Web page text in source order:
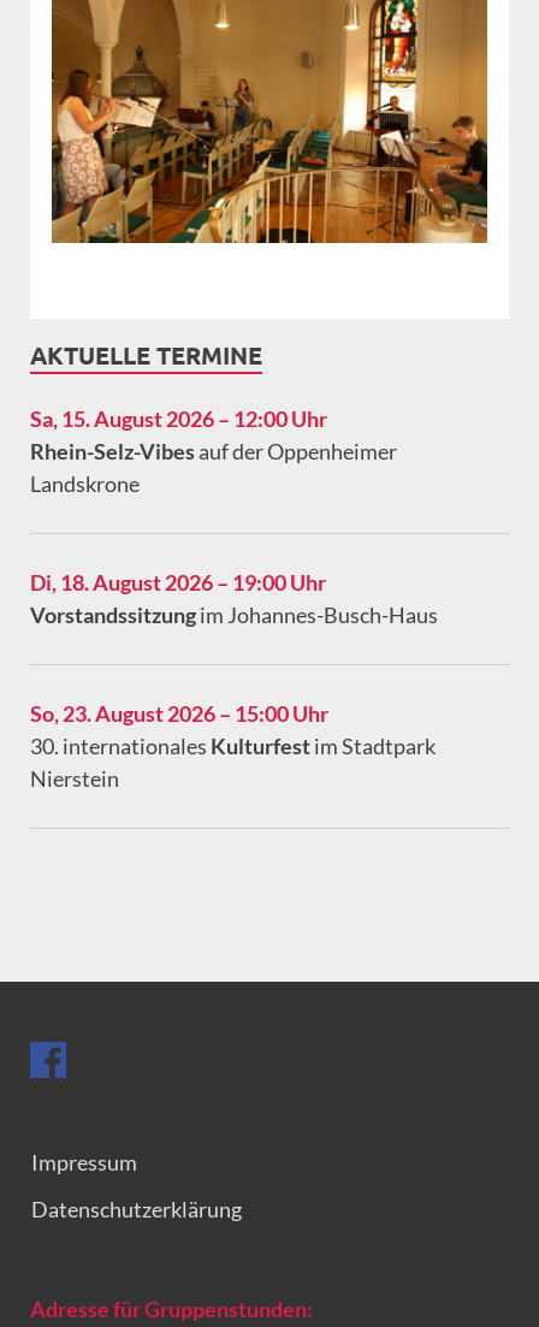
AKTUELLE TERMINE
Sa, 15. August 2026 – 12:00 Uhr
Rhein-Selz-Vibesauf der Oppenheimer
Landskrone
Di, 18. August 2026 – 19:00 Uhr
Vorstandssitzungim Johannes-Busch-Haus
So, 23. August 2026 – 15:00 Uhr
30. internationales Kulturfestim Stadtpark
Nierstein
Impressum
Datenschutzerklärung
Adresse für Gruppenstunden: